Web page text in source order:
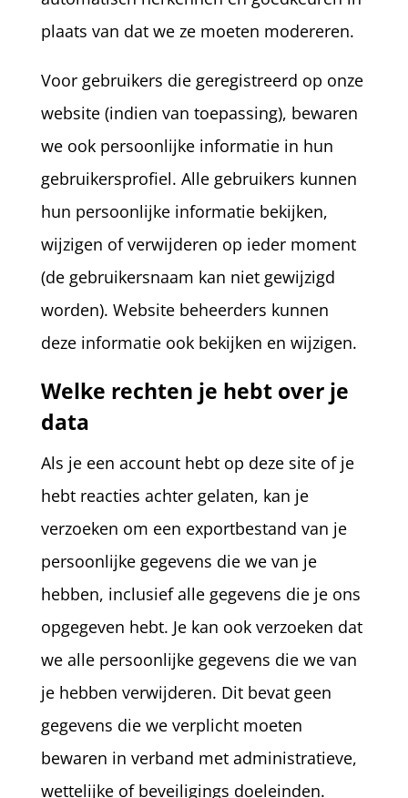
plaats van dat we ze moeten modereren.
Voor gebruikers die geregistreerd op onze
website (indien van toepassing), bewaren
we ook persoonlijke informatie in hun
gebruikersprofiel. Alle gebruikers kunnen
hun persoonlijke informatie bekijken,
wijzigen of verwijderen op ieder moment
(de gebruikersnaam kan niet gewijzigd
worden). Website beheerders kunnen
deze informatie ook bekijken en wijzigen.
Welke rechten je hebt over je
data
Als je een account hebt op deze site of je
hebt reacties achter gelaten, kan je
verzoeken om een exportbestand van je
persoonlijke gegevens die we van je
hebben, inclusief alle gegevens die je ons
opgegeven hebt. Je kan ook verzoeken dat
we alle persoonlijke gegevens die we van
je hebben verwijderen. Dit bevat geen
gegevens die we verplicht moeten
bewaren in verband met administratieve,
wettelijke of beveiligings doeleinden.